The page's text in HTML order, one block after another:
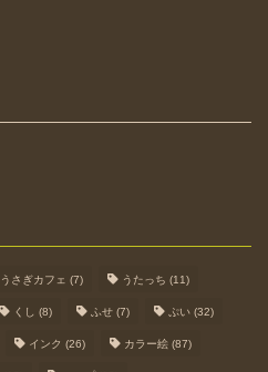
うさぎカフェ (7) うたっち (11)
くし (8) ふせ (7) ぷい (32)
インク (26) カラー絵 (87)